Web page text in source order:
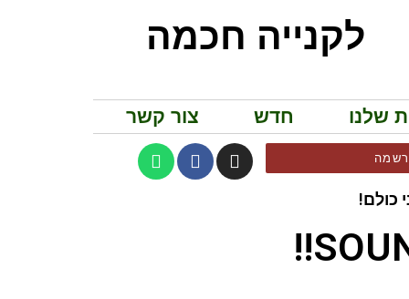
לקנייה חכמה
שלנו חדש צור קשר
כולם!